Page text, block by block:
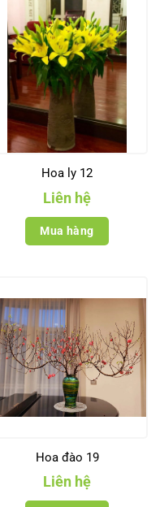
Hoa ly 12
Liên hệ
Mua hàng
Hoa đào 19
Liên hệ